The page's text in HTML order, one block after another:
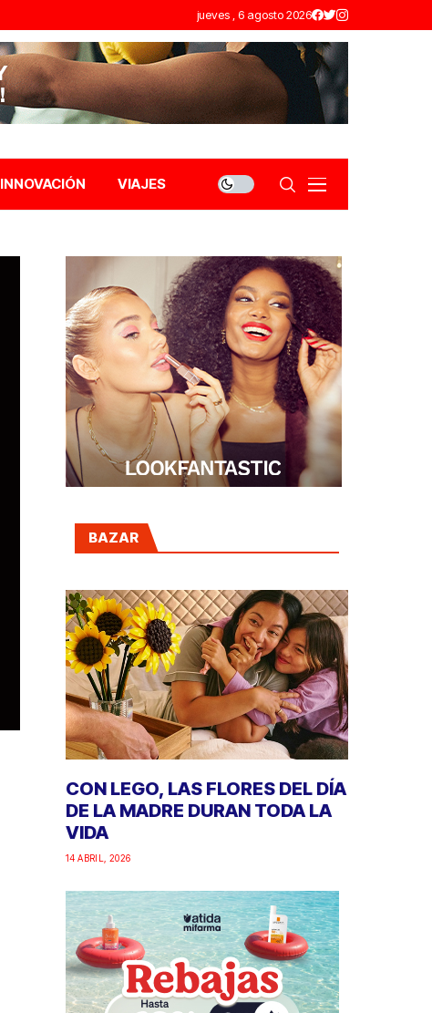
jueves , 6 agosto 2026
INNOVACIÓN VIAJES
BAZAR
CON LEGO, LAS FLORES DEL DÍA
DE LA MADRE DURAN TODA LA
VIDA
14 ABRIL, 2026